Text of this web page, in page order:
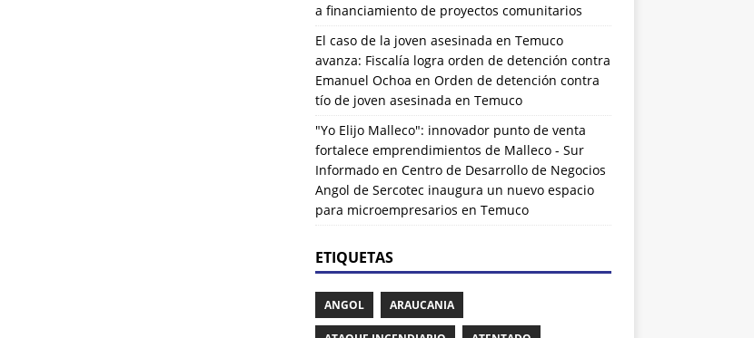
a financiamiento de proyectos comunitarios
El caso de la joven asesinada en Temuco
avanza: Fiscalía logra orden de detención contra
Emanuel Ochoa en Orden de detención contra
tío de joven asesinada en Temuco
"Yo Elijo Malleco": innovador punto de venta
fortalece emprendimientos de Malleco - Sur
Informadoen Centro de Desarrollo de Negocios
Angol de Sercotec inaugura un nuevo espacio
para microempresarios en Temuco
ETIQUETAS
ANGOL ARAUCANIA